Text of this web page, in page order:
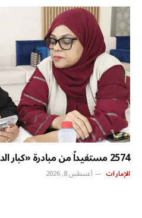
2574 مستفيداً من مبادرة «كبار الدار» منذ إطلاقها في دبي
الإمارات أغسطس 8, 2026